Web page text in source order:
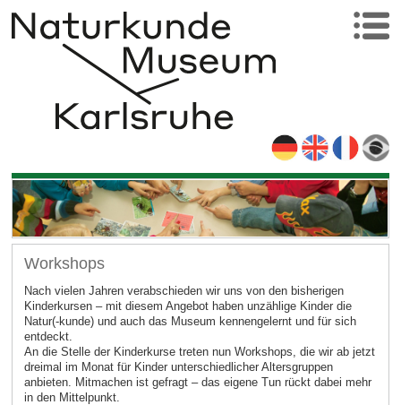
Workshops
Nach vielen Jahren verabschieden wir uns von den bisherigen
Kinderkursen – mit diesem Angebot haben unzählige Kinder die
Natur(-kunde) und auch das Museum kennengelernt und für sich
entdeckt.
An die Stelle der Kinderkurse treten nun Workshops, die wir ab jetzt
dreimal im Monat für Kinder unterschiedlicher Altersgruppen
anbieten. Mitmachen ist gefragt – das eigene Tun rückt dabei mehr
in den Mittelpunkt.